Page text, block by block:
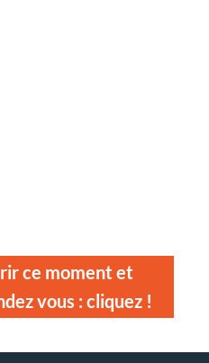
ce moment et
vous : cliquez !